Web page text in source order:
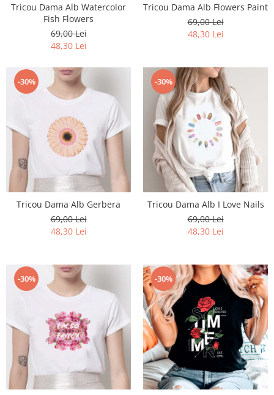
Tricou Dama Alb Watercolor
Fish Flowers
69,00 Lei
48,30 Lei
Tricou Dama Alb Flowers Paint
69,00 Lei
48,30 Lei
-30%
Tricou Dama Alb Gerbera
69,00 Lei
48,30 Lei
-30%
Tricou Dama Alb I Love Nails
69,00 Lei
48,30 Lei
-30% -30%